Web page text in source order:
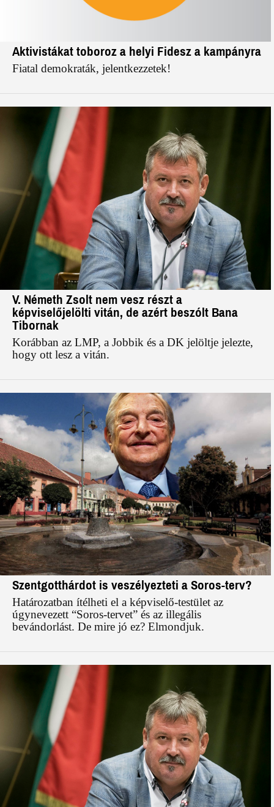
Aktivistákat toboroz a helyi Fidesz a kampányra
Fiatal demokraták, jelentkezzetek!
V. Németh Zsolt nem vesz részt a
képviselőjelölti vitán, de azért beszólt Bana
Tibornak
Korábban az LMP, a Jobbik és a DK jelöltje jelezte,
hogy ott lesz a vitán.
Szentgotthárdot is veszélyezteti a Soros-terv?
Határozatban ítélheti el a képviselő-testület az
úgynevezett “Soros-tervet” és az illegális
bevándorlást. De mire jó ez? Elmondjuk.